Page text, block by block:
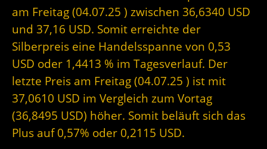
am Freitag (04.07.25 ) zwischen 36,6340 USD
und 37,16 USD. Somit erreichte der
Silberpreis eine Handelsspanne von 0,53
USD oder 1,4413 % im Tagesverlauf. Der
letzte Preis am Freitag (04.07.25 ) ist mit
37,0610 USD im Vergleich zum Vortag
(36,8495 USD) höher. Somit beläuft sich das
Plus auf 0,57% oder 0,2115 USD.